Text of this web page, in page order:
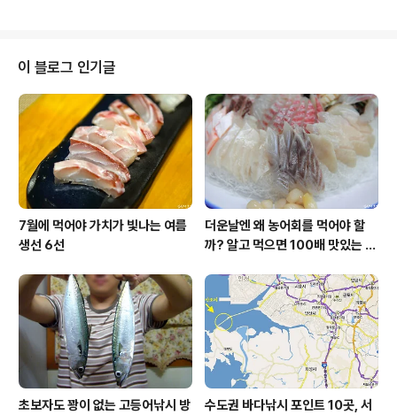
설명 첨부) 옥돔의 꼬리지느러미(왼쪽)와 옥두어의 꼬리지
느러미(오른쪽) 중국산 옥두어 #. 국산 옥돔의 특징 - 옥돔
과 옥두어는 모두 농어목 옥돔과에 속한 어류이지만, 서로
다른 어종이다. - 제주 연근해에는 옥돔과 옥두어가 모두
서식하지만, 어획량은 옥돔이 많은 편이다. - 국산 옥돔은
생물일 경우 눈동자가 투명..
이 블로그 인기글
7월에 먹어야 가치가 빛나는 여름
생선 6선
더운날엔 왜 농어회를 먹어야 할
까? 알고 먹으면 100배 맛있는 농
초보자도 꽝이 없는 고등어낚시 방
수도권 바다낚시 포인트 10곳, 서